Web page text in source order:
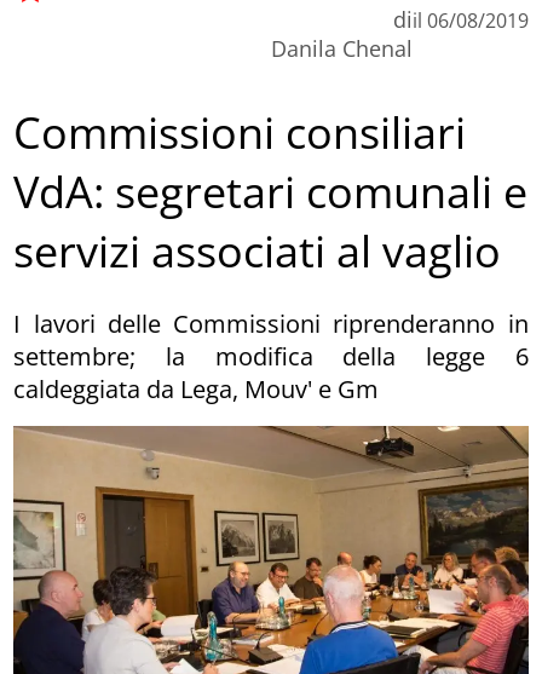
di
Danila Chenal
il 06/08/2019
Commissioni consiliari
VdA: segretari comunali e
servizi associati al vaglio
I lavori delle Commissioni riprenderanno in
settembre; la modifica della legge 6
caldeggiata da Lega, Mouv' e Gm